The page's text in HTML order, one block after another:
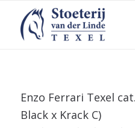
Enzo Ferrari Texel
Black x Krack C)